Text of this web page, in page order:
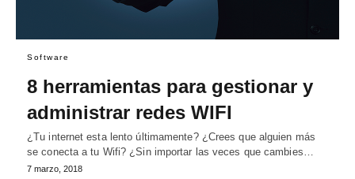
Software
8 herramientas para gestionar y
administrar redes WIFI
¿Tu internet esta lento últimamente? ¿Crees que alguien más
se conecta a tu Wifi? ¿Sin importar las veces que cambies…
7 marzo, 2018